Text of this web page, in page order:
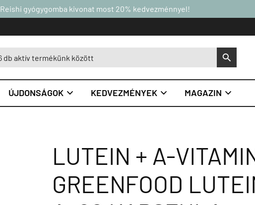
Reishi gyógygomba kivonat most 20% kedvezménnyel!
S
ÚJDONSÁGOK  KEDVEZMÉNYEK  MAGAZIN 
LUTEIN + A-
GREENFOOD